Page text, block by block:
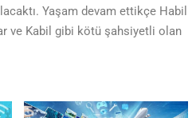
Yaşam devam ettikçe Habil
ve Kabil gibi kötü şahsiyetli olan